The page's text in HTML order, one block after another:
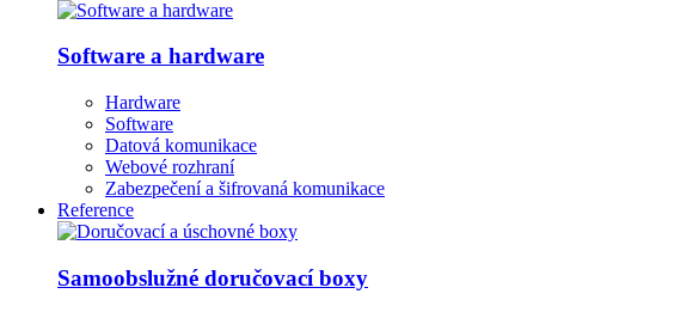
Software a hardware
Hardware
Software
Datová komunikace
Webové rozhraní
Zabezpečení a šifrovaná komunikace
Reference
Samoobslužné doručovací boxy